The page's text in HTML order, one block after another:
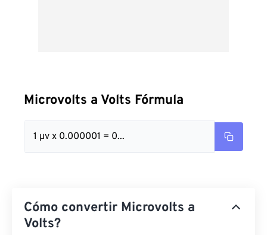
Microvolts a Volts Fórmula
1 µv x 0.000001 = 0...
Cómo convertir Microvolts a
Volts?